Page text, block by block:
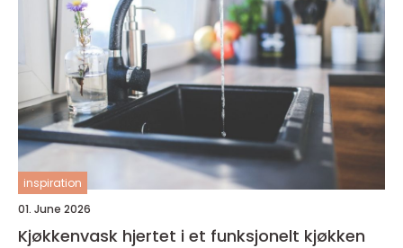
inspiration
01. June 2026
Kjøkkenvask hjertet i et funksjonelt kjøkken